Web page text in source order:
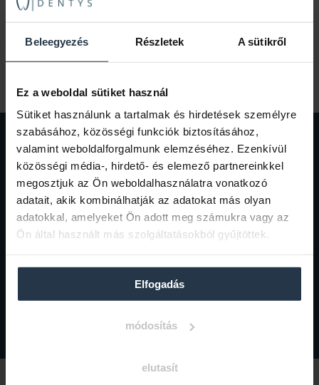
Beleegyezés Részletek A sütikről
Ez a weboldal sütiket használ
Sütiket használunk a tartalmak és hirdetések személyre
szabásához, közösségi funkciók biztosításához,
valamint weboldalforgalmunk elemzéséhez. Ezenkívül
közösségi média-, hirdető- és elemező partnereinkkel
megosztjuk az Ön weboldalhasználatra vonatkozó
adatait, akik kombinálhatják az adatokat más olyan
adatokkal, amelyeket Ön adott meg számukra vagy az
Ön által használt más szolgáltatásokból gyűjtöttek.
Elfogadás
módosítás
elutasít
Piatok:9.00 – 16.00
Sobota:8.00 – 13.00
Nedeľa:
zatvorené
Prihlásenie na odber noviniek
Zadaním svojich údajov vyjadrujete
súhlas so zasielaním marketingových a
informačných e-mailov.